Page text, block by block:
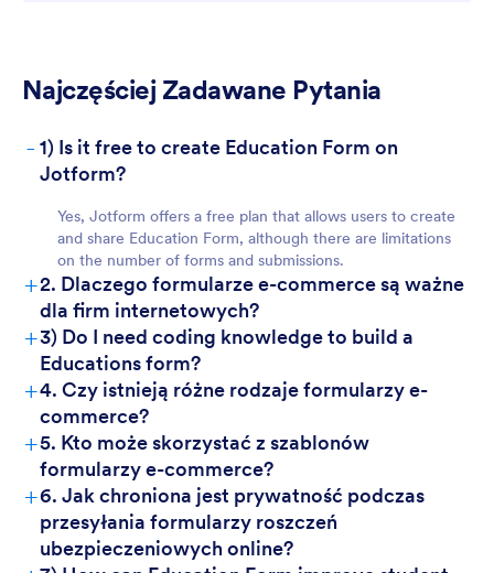
Najczęściej Zadawane Pytania
- 1) Is it free to create Education Form on
Jotform?
Yes, Jotform offers a free plan that allows users to create
and share Education Form, although there are limitations
on the number of forms and submissions.
+2. Dlaczego formularze e-commerce są ważne
dla firm internetowych?
+3) Do I need coding knowledge to build a
Educations form?
+4. Czy istnieją różne rodzaje formularzy e-
commerce?
+5. Kto może skorzystać z szablonów
formularzy e-commerce?
+6. Jak chroniona jest prywatność podczas
przesyłania formularzy roszczeń
ubezpieczeniowych online?